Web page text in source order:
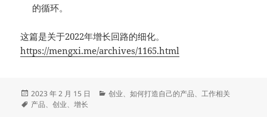
的循环。
这篇是关于2022年增长回路的细化。
https://mengxi.me/archives/1165.html
发
布
2023 年 2 月 15 日
分
创业、如何打造自己的产品、工作相关
标
产品、创业、增长